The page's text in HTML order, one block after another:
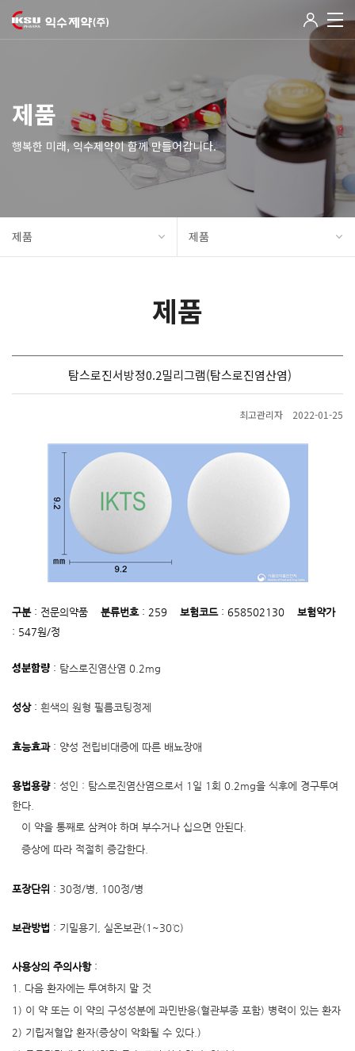
제품
행복한 미래, 익수제약이 함께 만들어갑니다.
제품 제품
제품
탐스로진서방정0.2밀리그램(탐스로진염산염)
최고관리자 2022-01-25
구분: 전문의약품 분류번호: 259 보험코드: 658502130 보험약가
: 547원/정
성분함량 : 탐스로진염산염 0.2mg
성상 : 흰색의 원형 필름코팅정제
효능효과: 양성 전립비대증에 따른 배뇨장애
용법용량: 성인 : 탐스로진염산염으로서 1일 1회 0.2mg을 식후에 경구투여
한다.
이 약을 통째로 삼켜야 하며 부수거나 십으면 안된다.
증상에 따라 적절히 증감한다.
포장단위 : 30정/병, 100정/병
보관방법 : 기밀용기, 실온보관(1~30℃)
사용상의 주의사항:
1. 다음 환자에는 투여하지 말 것
1) 이 약 또는 이 약의 구성성분에 과민반응(혈관부종 포함) 병력이 있는 환자
2) 기립저혈압 환자(증상이 악화될 수 있다.)